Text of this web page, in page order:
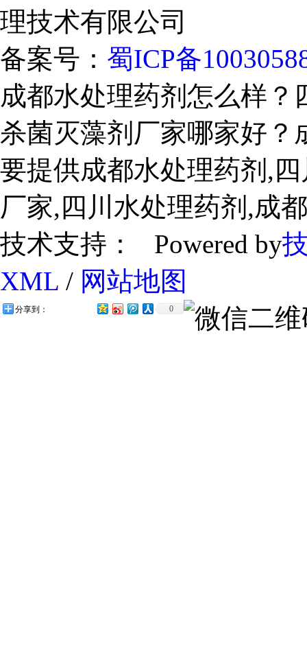
理技术有限公司
备案号： 蜀ICP备
成都水处理药剂怎么样
杀菌灭藻剂厂家哪家好
要提供成都水处理药剂,
厂家,四川水处理药剂,成
技术支持： Powered by
XML / 网站地图
分享到： 0